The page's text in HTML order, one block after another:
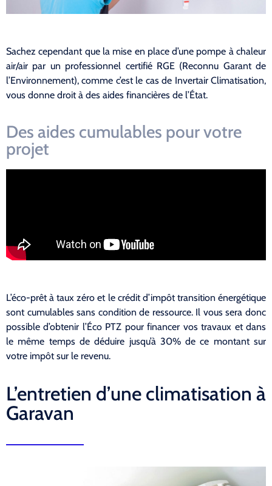
Sachez cependant que la mise en place d’une pompe à chaleur
air/air par un professionnel certifié RGE (Reconnu Garant de
l’Environnement), comme c’est le cas de Invertair Climatisation,
vous donne droit à des aides financières de l’État.
Des aides cumulables pour votre
projet
L’éco-prêt à taux zéro et le crédit d’impôt transition énergétique
sont cumulables sans condition de ressource. Il vous sera donc
possible d’obtenir l’Éco PTZ pour financer vos travaux et dans
le même temps de déduire jusqu’à 30% de ce montant sur
votre impôt sur le revenu.
L’entretien d’une climatisation à
Garavan